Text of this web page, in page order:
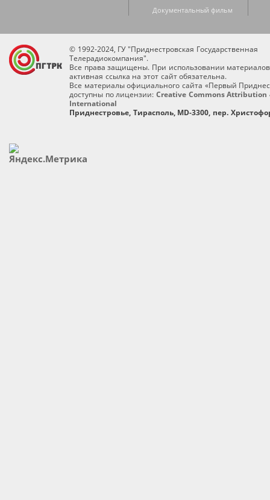
Документальный фильм
© 1992-2024, ГУ "Приднестровская Государственная
Телерадиокомпания".
Все права защищены. При использовании
активная ссылка на этот сайт обязательна.
Все материалы официального сайта «Первый
доступны по лицензии: Creative Commons Attribution
International
Приднестровье, Тирасполь, MD-3300, пер.